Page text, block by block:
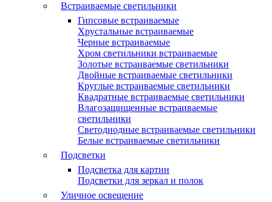
Встраиваемые светильники
Гипсовые встраиваемые
Хрустальные встраиваемые
Черные встраиваемые
Хром светильники встраиваемые
Золотые встраиваемые светильники
Двойные встраиваемые светильники
Круглые встраиваемые светильники
Квадратные встраиваемые светильники
Влагозащищенные встраиваемые
светильники
Светодиодные встраиваемые светильники
Белые встраиваемые светильники
Подсветки
Подсветка для картин
Подсветки для зеркал и полок
Уличное освещение